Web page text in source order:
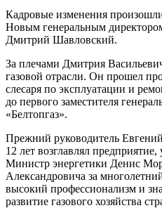
Кадровые изменения
Новым генеральным
Дмитрий Шавловский.
За плечами Дмитрия
газовой отрасли. Он прошел
слесаря по эксплуатации и
до первого заместителя
«Белтопгаз».
Прежний руководитель
12 лет возглавлял
Министр энергетики Денис
Александровича за
высокий профессионализм и
развитие газового хозяйства